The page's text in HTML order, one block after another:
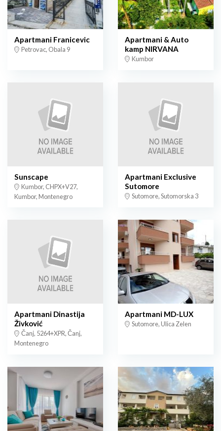
Apartmani Franicevic
Petrovac, Obala 9
Apartmani & Auto
kamp NIRVANA
Kumbor
Sunscape
Kumbor, CHPX+V27,
Kumbor, Montenegro
Apartmani Exclusive
Sutomore
Sutomore, Sutomorska 3
Apartmani Dinastija
Živković
Čanj, 5264+XPR, Čanj,
Montenegro
Apartmani MD-LUX
Sutomore, Ulica Zelen